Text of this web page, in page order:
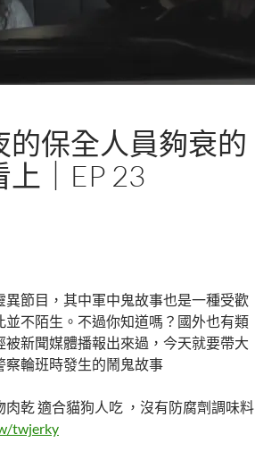
的保全人員夠衰的
｜EP 23
節目，其中軍中鬼故事也是一種受歡
不陌生。不過你知道嗎？國外也有類
新聞媒體播報出來過，今天就要帶大
察輪班時發生的鬧鬼故事
乾 適合貓狗人吃 ，沒有防腐劑調味料
twjerky